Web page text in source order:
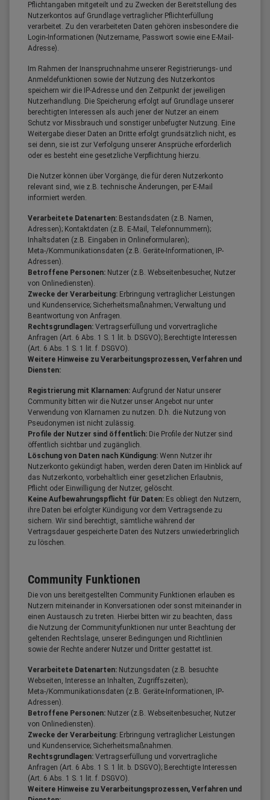
Pflichtangaben mitgeteilt und zu Zwecken der Bereitstellung des
Nutzerkontos auf Grundlage vertraglicher Pflichterfüllung
verarbeitet. Zu den verarbeiteten Daten gehören insbesondere die
Login-Informationen (Nutzername, Passwort sowie eine E-Mail-
Adresse).
Im Rahmen der Inanspruchnahme unserer Registrierungs- und
Anmeldefunktionen sowie der Nutzung des Nutzerkontos
speichern wir die IP-Adresse und den Zeitpunkt der jeweiligen
Nutzerhandlung. Die Speicherung erfolgt auf Grundlage unserer
berechtigten Interessen als auch jener der Nutzer an einem
Schutz vor Missbrauch und sonstiger unbefugter Nutzung. Eine
Weitergabe dieser Daten an Dritte erfolgt grundsätzlich nicht, es
sei denn, sie ist zur Verfolgung unserer Ansprüche erforderlich
oder es besteht eine gesetzliche Verpflichtung hierzu.
Die Nutzer können über Vorgänge, die für deren Nutzerkonto
relevant sind, wie z.B. technische Änderungen, per E-Mail
informiert werden.
Verarbeitete Datenarten: Bestandsdaten (z.B. Namen,
Adressen); Kontaktdaten (z.B. E-Mail, Telefonnummern);
Inhaltsdaten (z.B. Eingaben in Onlineformularen);
Meta-/Kommunikationsdaten (z.B. Geräte-Informationen, IP-
Adressen).
Betroffene Personen: Nutzer (z.B. Webseitenbesucher, Nutzer
von Onlinediensten).
Zwecke der Verarbeitung: Erbringung vertraglicher Leistungen
und Kundenservice; Sicherheitsmaßnahmen; Verwaltung und
Beantwortung von Anfragen.
Rechtsgrundlagen: Vertragserfüllung und vorvertragliche
Anfragen (Art. 6 Abs. 1 S. 1 lit. b. DSGVO); Berechtigte Interessen
(Art. 6 Abs. 1 S. 1 lit. f. DSGVO).
Weitere Hinweise zu Verarbeitungsprozessen, Verfahren und
Diensten:
Registrierung mit Klarnamen: Aufgrund der Natur unserer
Community bitten wir die Nutzer unser Angebot nur unter
Verwendung von Klarnamen zu nutzen. D.h. die Nutzung von
Pseudonymen ist nicht zulässig.
Profile der Nutzer sind öffentlich: Die Profile der Nutzer sind
öffentlich sichtbar und zugänglich.
Löschung von Daten nach Kündigung: Wenn Nutzer ihr
Nutzerkonto gekündigt haben, werden deren Daten im Hinblick auf
das Nutzerkonto, vorbehaltlich einer gesetzlichen Erlaubnis,
Pflicht oder Einwilligung der Nutzer, gelöscht.
Keine Aufbewahrungspflicht für Daten: Es obliegt den Nutzern,
ihre Daten bei erfolgter Kündigung vor dem Vertragsende zu
sichern. Wir sind berechtigt, sämtliche während der
Vertragsdauer gespeicherte Daten des Nutzers unwiederbringlich
zu löschen.
Community Funktionen
Die von uns bereitgestellten Community Funktionen erlauben es
Nutzern miteinander in Konversationen oder sonst miteinander in
einen Austausch zu treten. Hierbei bitten wir zu beachten, dass
die Nutzung der Communityfunktionen nur unter Beachtung der
geltenden Rechtslage, unserer Bedingungen und Richtlinien
sowie der Rechte anderer Nutzer und Dritter gestattet ist.
Verarbeitete Datenarten: Nutzungsdaten (z.B. besuchte
Webseiten, Interesse an Inhalten, Zugriffszeiten);
Meta-/Kommunikationsdaten (z.B. Geräte-Informationen, IP-
Adressen).
Betroffene Personen: Nutzer (z.B. Webseitenbesucher, Nutzer
von Onlinediensten).
Zwecke der Verarbeitung: Erbringung vertraglicher Leistungen
und Kundenservice; Sicherheitsmaßnahmen.
Rechtsgrundlagen: Vertragserfüllung und vorvertragliche
Anfragen (Art. 6 Abs. 1 S. 1 lit. b. DSGVO); Berechtigte Interessen
(Art. 6 Abs. 1 S. 1 lit. f. DSGVO).
Weitere Hinweise zu Verarbeitungsprozessen, Verfahren und